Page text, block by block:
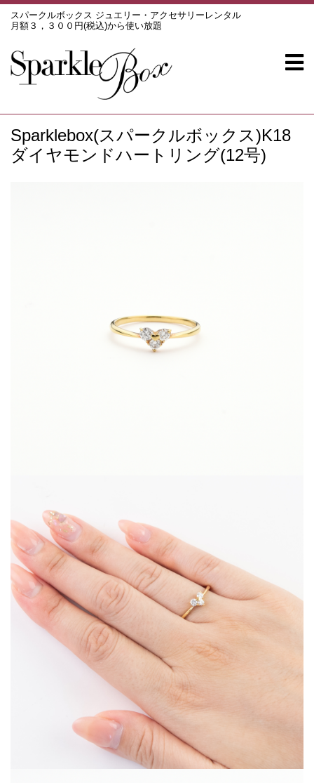
スパークルボックス ジュエリー・アクセサリーレンタル
月額３，３００円(税込)から使い放題
Sparklebox(スパークルボックス)K18
ダイヤモンドハートリング(12号)